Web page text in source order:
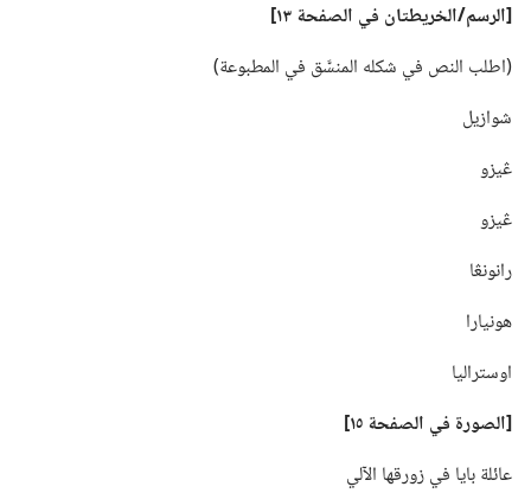
‏[الرسم/‏الخريطتان في الصفحة ١٣]‏
‏(‏اطلب النص في شكله المنسَّق في المطبوعة)‏
شوازيل
ڠيزو
ڠيزو
رانونڠا
هونيارا
اوستراليا
‏[الصورة في الصفحة ١٥]‏
عائلة بايا في زورقها الآلي